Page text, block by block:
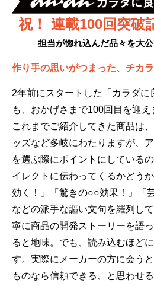
祝！ 連載100回突破
担当が惚れ込んだ品々を大
作り手の思いがつまった、チカ
2年前にスタートした「カラダに
も、おかげさまで100回目を迎え
これまでご紹介してきた商品は
ッズなど多岐にわたりますが、
を選ぶ際にポイントにしている
イレクトに伝わってくるかどう
効く！」「驚きの○○効果！」「
などの派手な謳い文句を羅列し
寧に商品の開発ストーリーを語
ると地味。でも、読み込むほど
す。実際にメーカーの方に会う
ものなら信頼できる、と思わせ